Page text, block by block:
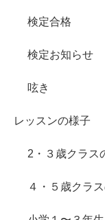
検定合格
検定お知らせ
呟き
レッスンの様子
2・３歳クラス
４・５歳クラ